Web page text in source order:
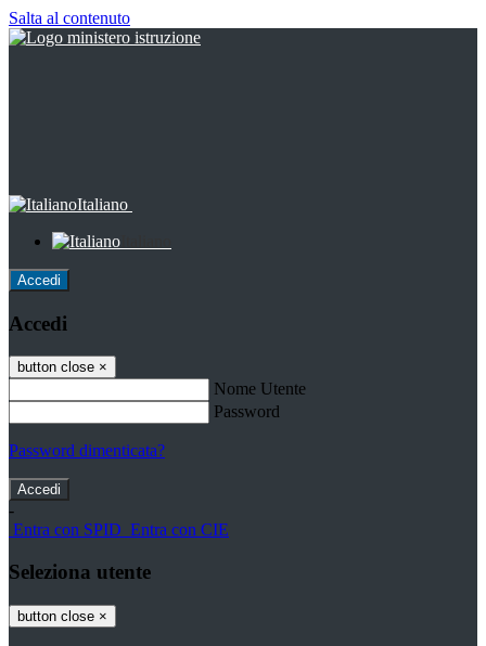
Salta al contenuto
Italiano
Accedi
Accedi
button close ×
Nome Utente
Password
Password dimenticata?
-
Entra con SPID Entra con CIE
Seleziona utente
button close ×